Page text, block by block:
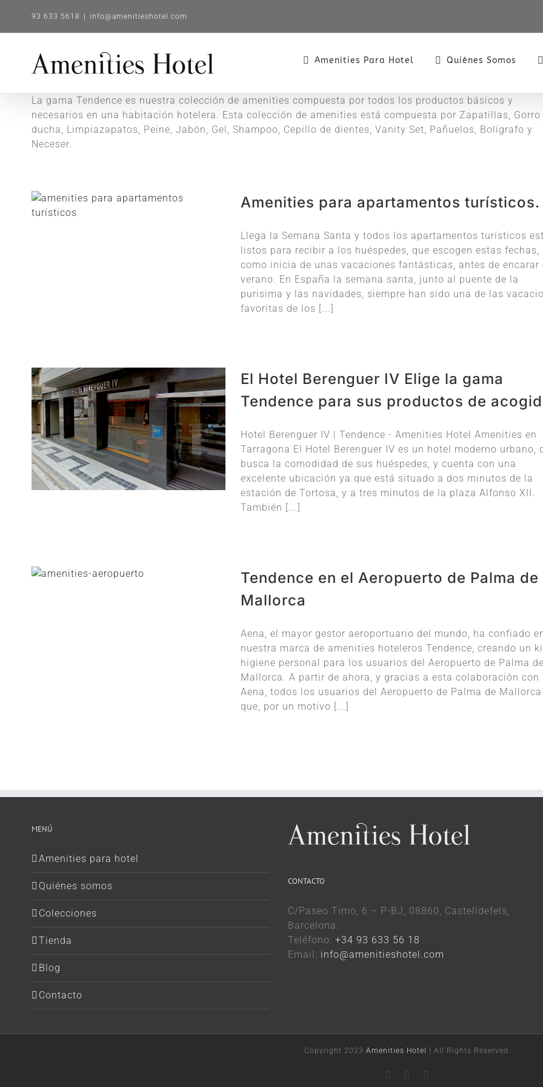
contenido
93 633 5618 info@amenitieshotel.com
Amenities Para Hotel Quiénes Somos
La gama Tendence es nuestra colección de amenities compuesta por todos los productos básicos y
necesarios en una habitación hotelera. Esta colección de amenities está compuesta por Zapatillas, Gorro
ducha, Limpiazapatos, Peine, Jabón, Gel, Shampoo, Cepillo de dientes, Vanity Set, Pañuelos, Bolígrafo y
Neceser.
Amenities para apartamentos turísticos.
Llega la Semana Santa y todos los apartamentos turísticos
listos para recibir a los huéspedes, que escogen estas fechas,
como inicia de unas vacaciones fantásticas, antes de encarar
verano. En España la semana santa, junto al puente de la
purisima y las navidades, siempre han sido una de las
favoritas de los [...]
El Hotel Berenguer IV Elige la gama
Tendence para sus productos de
Hotel Berenguer IV | Tendence - Amenities Hotel Amenities en
Tarragona El Hotel Berenguer IV es un hotel moderno urbano,
busca la comodidad de sus huéspedes, y cuenta con una
excelente ubicación ya que está situado a dos minutos de la
estación de Tortosa, y a tres minutos de la plaza Alfonso XII.
También [...]
Tendence en el Aeropuerto de Palma de
Mallorca
Aena, el mayor gestor aeroportuario del mundo, ha confiado
nuestra marca de amenities hoteleros Tendence, creando un
higiene personal para los usuarios del Aeropuerto de Palma de
Mallorca. A partir de ahora, y gracias a esta colaboración con
Aena, todos los usuarios del Aeropuerto de Palma de Mallorca
que, por un motivo [...]
MENÚ
Amenities para hotel
Quiénes somos
Colecciones
Tienda
Blog
Contacto
CONTACTO
C/Paseo Timo, 6 – P-BJ, 08860, Castelldefels,
Barcelona.
Teléfono:+34 93 633 56 18
Email: info@amenitieshotel.com
Copyright 2023 Amenities Hotel | All Rights Reserved.
LinkedIn